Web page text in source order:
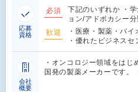
応募
資格
必須
下記のいずれか ・
ョン/アドボカシー
歓迎
・医療・製薬・バ
・優れたビジネスセ
会社
概要
・オンコロジー領域をは
国発の製薬メーカーです。